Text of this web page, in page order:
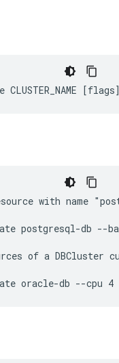
with name
postgresql-db --
of a